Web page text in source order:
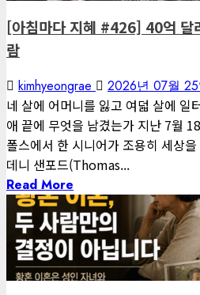
[아침마다 지혜 #426] 40억 달
람
kimhyeongrae 2026년 07월 25
네 살에 어머니를 잃고 여덟 살에 일
애 끝에 무엇을 남겼는가 지난 7월
폴스에서 한 시니어가 조용히 세상
데니 샌포드(Thomas...
Read More
1 minute read
아침마다 지혜
게재된 글